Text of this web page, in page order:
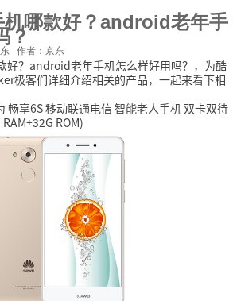
哪款好？android老年手
？
作者：京东
好？android老年手机怎么样好用吗？，为酷
极客们详细介绍相关的产品，一起来看下相
畅享6S 移动联通电信 智能老人手机 双卡双待
ROM)